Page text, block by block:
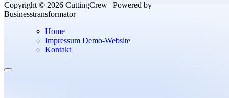
Copyright © 2026 CuttingCrew | Powered by
Businesstransformator
Home
Impressum Demo-Website
Kontakt